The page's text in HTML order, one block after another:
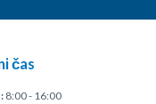
čas
8:00 - 16:00